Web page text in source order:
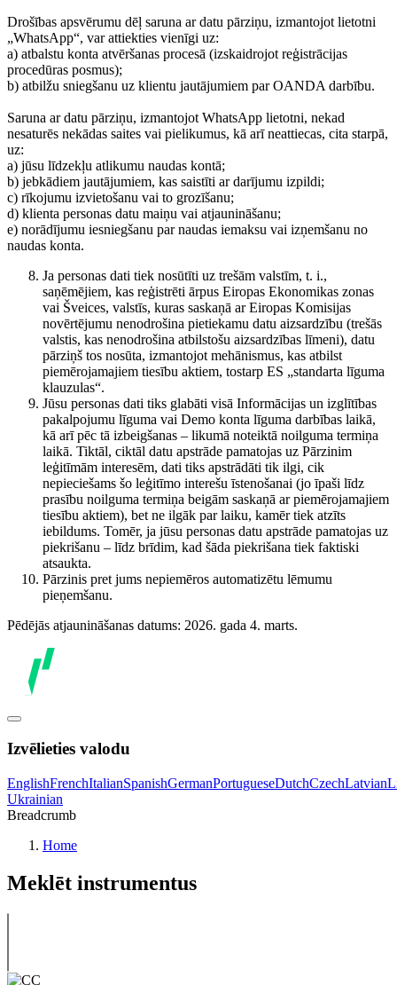
Drošības apsvērumu dēļ saruna ar datu pārziņu, izmantojot lietotni
„WhatsApp“, var attiekties vienīgi uz:
a) atbalstu konta atvēršanas procesā (izskaidrojot reģistrācijas
procedūras posmus);
b) atbilžu sniegšanu uz klientu jautājumiem par OANDA darbību.
Saruna ar datu pārziņu, izmantojot WhatsApp lietotni, nekad
nesaturēs nekādas saites vai pielikumus, kā arī neattiecas, cita starpā,
uz:
a) jūsu līdzekļu atlikumu naudas kontā;
b) jebkādiem jautājumiem, kas saistīti ar darījumu izpildi;
c) rīkojumu izvietošanu vai to grozīšanu;
d) klienta personas datu maiņu vai atjaunināšanu;
e) norādījumu iesniegšanu par naudas iemaksu vai izņemšanu no
naudas konta.
Ja personas dati tiek nosūtīti uz trešām valstīm, t. i.,
saņēmējiem, kas reģistrēti ārpus Eiropas Ekonomikas zonas
vai Šveices, valstīs, kuras saskaņā ar Eiropas Komisijas
novērtējumu nenodrošina pietiekamu datu aizsardzību (trešās
valstis, kas nenodrošina atbilstošu aizsardzības līmeni), datu
pārziņš tos nosūta, izmantojot mehānismus, kas atbilst
piemērojamajiem tiesību aktiem, tostarp ES „standarta līguma
klauzulas“.
Jūsu personas dati tiks glabāti visā Informācijas un izglītības
pakalpojumu līguma vai Demo konta līguma darbības laikā,
kā arī pēc tā izbeigšanas – likumā noteiktā noilguma termiņa
laikā. Tiktāl, ciktāl datu apstrāde pamatojas uz Pārzinim
leģitīmām interesēm, dati tiks apstrādāti tik ilgi, cik
nepieciešams šo leģitīmo interešu īstenošanai (jo īpaši līdz
prasību noilguma termiņa beigām saskaņā ar piemērojamajiem
tiesību aktiem), bet ne ilgāk par laiku, kamēr tiek atzīts
iebildums. Tomēr, ja jūsu personas datu apstrāde pamatojas uz
piekrišanu – līdz brīdim, kad šāda piekrišana tiek faktiski
atsaukta.
Pārzinis pret jums nepiemēros automatizētu lēmumu
pieņemšanu.
Pēdējās atjaunināšanas datums: 2026. gada 4. marts.
Izvēlieties valodu
EnglishFrenchItalianSpanishGermanPortugueseDutchCzechLatvian
Ukrainian
Breadcrumb
Home
Meklēt instrumentus